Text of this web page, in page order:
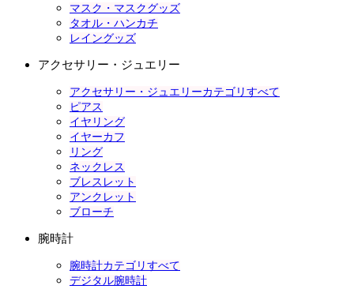
マスク・マスクグッズ
タオル・ハンカチ
レイングッズ
アクセサリー・ジュエリー
アクセサリー・ジュエリーカテゴリすべて
ピアス
イヤリング
イヤーカフ
リング
ネックレス
ブレスレット
アンクレット
ブローチ
腕時計
腕時計カテゴリすべて
デジタル腕時計